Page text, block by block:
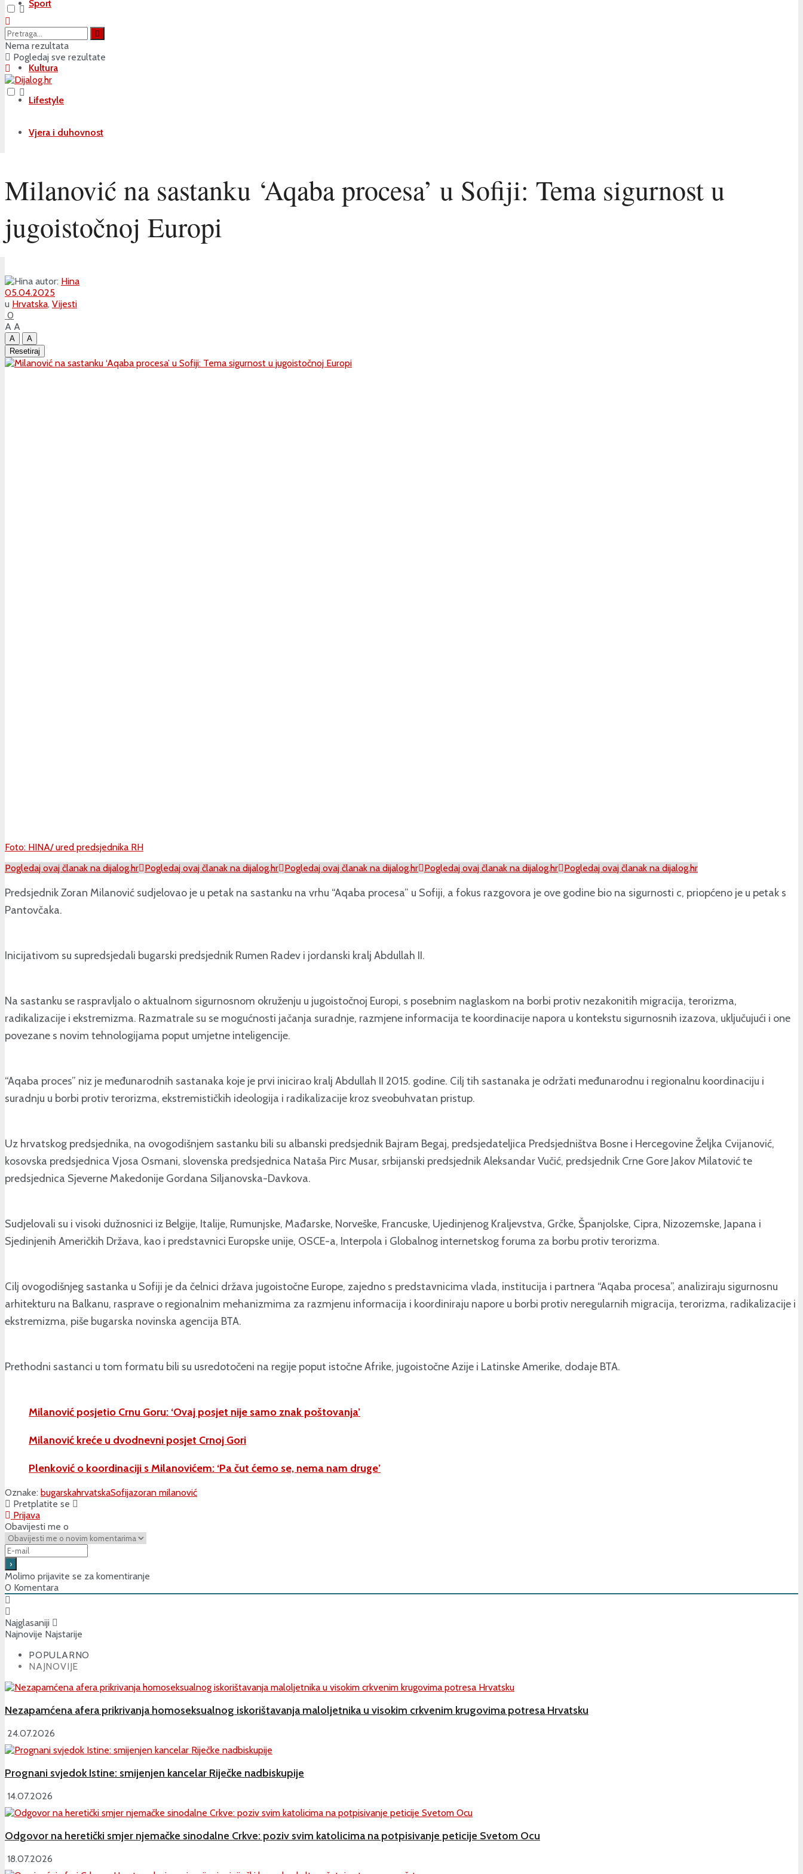
Sport
Društvo
Kultura
Lifestyle
Vjera i duhovnost
Nema rezultata
Pogledaj sve rezultate
Milanović na sastanku ‘Aqaba procesa’ u Sofiji: Tema sigurnost u
jugoistočnoj Europi
autor: Hina
05.04.2025
u Hrvatska, Vijesti
0
A A
A
A
Resetiraj
Foto: HINA/ ured predsjednika RH
Pogledaj ovaj članak na dijalog.hr Pogledaj ovaj članak na dijalog.hr Pogledaj ovaj članak na dijalog.hr Pogledaj ovaj članak na dijalog.hr Pogledaj ovaj članak na dijalog.hr
Predsjednik Zoran Milanović sudjelovao je u petak na sastanku na vrhu “Aqaba procesa” u Sofiji, a fokus razgovora je ove godine bio na sigurnosti c, priopćeno je u petak s
Pantovčaka.
Inicijativom su supredsjedali bugarski predsjednik Rumen Radev i jordanski kralj Abdullah II.
Na sastanku se raspravljalo o aktualnom sigurnosnom okruženju u jugoistočnoj Europi, s posebnim naglaskom na borbi protiv nezakonitih migracija, terorizma,
radikalizacije i ekstremizma. Razmatrale su se mogućnosti jačanja suradnje, razmjene informacija te koordinacije napora u kontekstu sigurnosnih izazova, uključujući i one
povezane s novim tehnologijama poput umjetne inteligencije.
“Aqaba proces” niz je međunarodnih sastanaka koje je prvi inicirao kralj Abdullah II 2015. godine. Cilj tih sastanaka je održati međunarodnu i regionalnu koordinaciju i
suradnju u borbi protiv terorizma, ekstremističkih ideologija i radikalizacije kroz sveobuhvatan pristup.
Uz hrvatskog predsjednika, na ovogodišnjem sastanku bili su albanski predsjednik Bajram Begaj, predsjedateljica Predsjedništva Bosne i Hercegovine Željka Cvijanović,
kosovska predsjednica Vjosa Osmani, slovenska predsjednica Nataša Pirc Musar, srbijanski predsjednik Aleksandar Vučić, predsjednik Crne Gore Jakov Milatović te
predsjednica Sjeverne Makedonije Gordana Siljanovska-Davkova.
Sudjelovali su i visoki dužnosnici iz Belgije, Italije, Rumunjske, Mađarske, Norveške, Francuske, Ujedinjenog Kraljevstva, Grčke, Španjolske, Cipra, Nizozemske, Japana i
Sjedinjenih Američkih Država, kao i predstavnici Europske unije, OSCE-a, Interpola i Globalnog internetskog foruma za borbu protiv terorizma.
Cilj ovogodišnjeg sastanka u Sofiji je da čelnici država jugoistočne Europe, zajedno s predstavnicima vlada, institucija i partnera “Aqaba procesa”, analiziraju sigurnosnu
arhitekturu na Balkanu, rasprave o regionalnim mehanizmima za razmjenu informacija i koordiniraju napore u borbi protiv neregularnih migracija, terorizma, radikalizacije i
ekstremizma, piše bugarska novinska agencija BTA.
Prethodni sastanci u tom formatu bili su usredotočeni na regije poput istočne Afrike, jugoistočne Azije i Latinske Amerike, dodaje BTA.
Milanović posjetio Crnu Goru: ‘Ovaj posjet nije samo znak poštovanja’
Milanović kreće u dvodnevni posjet Crnoj Gori
Plenković o koordinaciji s Milanovićem: ‘Pa čut ćemo se, nema nam druge’
Oznake: bugarskahrvatskaSofijazoran milanović
Pretplatite se
Prijava
Obavijesti me o
Molimo prijavite se za komentiranje
0 Komentara
Najglasaniji
Najnovije Najstarije
POPULARNO
NAJNOVIJE
Nezapamćena afera prikrivanja homoseksualnog iskorištavanja maloljetnika u visokim crkvenim krugovima potresa Hrvatsku
24.07.2026
Prognani svjedok Istine: smijenjen kancelar Riječke nadbiskupije
14.07.2026
Odgovor na heretički smjer njemačke sinodalne Crkve: poziv svim katolicima na potpisivanje peticije Svetom Ocu
18.07.2026